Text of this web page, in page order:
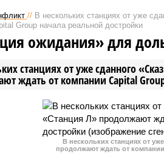
персональных санкций
ещё недавно
пост руководителя
уже породило
в украинских
Ирана.
// В нескольких станциях от уже
Group начала реальной достройки
станциях от уже сданного
ждать от компании Capital
ожидания» для
В нескольких станциях от
продолжают ждать от